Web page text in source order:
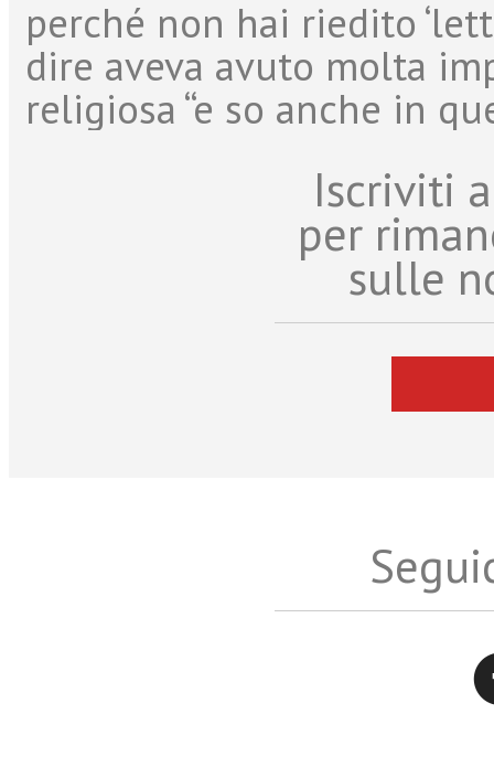
perché non hai riedito
dire aveva avuto molta
religiosa “e so anche in
Iscriviti
per
sulle